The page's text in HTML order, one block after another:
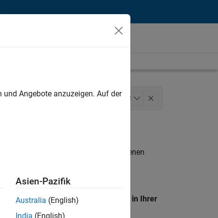
Marketing Communications 2
. Wenn Sie noch immer keine offenen
unseres
Standort, um alle Stellenangebote in Ihrer
Angebote anzuzeigen. Auf der
Asien-Pazifik
Australia (English)
India (English)